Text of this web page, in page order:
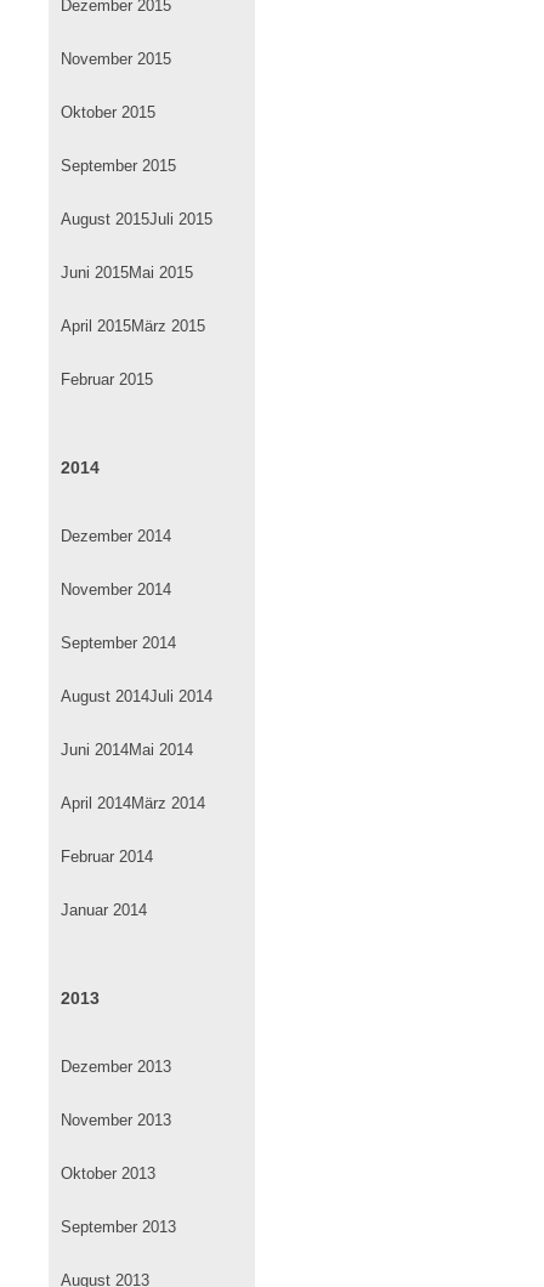
Dezember 2015
November 2015
Oktober 2015
September 2015
August 2015Juli 2015
Juni 2015Mai 2015
April 2015März 2015
Februar 2015
2014
Dezember 2014
November 2014
September 2014
August 2014Juli 2014
Juni 2014Mai 2014
April 2014März 2014
Februar 2014
Januar 2014
2013
Dezember 2013
November 2013
Oktober 2013
September 2013
August 2013